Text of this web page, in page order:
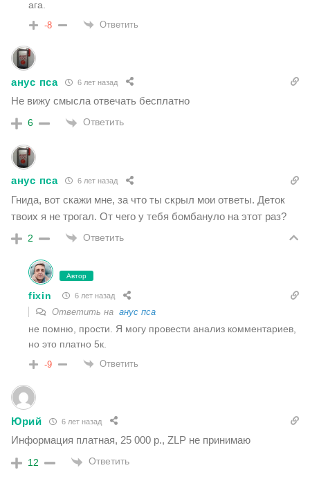
ага.
-8 Ответить
анус пса 6 лет назад
Не вижу смысла отвечать бесплатно
6 Ответить
анус пса 6 лет назад
Гнида, вот скажи мне, за что ты скрыл мои ответы. Деток
твоих я не трогал. От чего у тебя бомбануло на этот раз?
2 Ответить
Автор
fixin 6 лет назад
Ответить на анус пса
не помню, прости. Я могу провести анализ комментариев,
но это платно 5к.
-9 Ответить
Юрий 6 лет назад
Информация платная, 25 000 р., ZLP не принимаю
12 Ответить